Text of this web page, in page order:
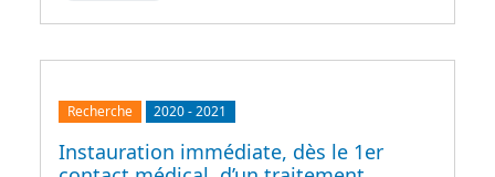
Recherche 2020-2021
Instauration immédiate, dès le 1er